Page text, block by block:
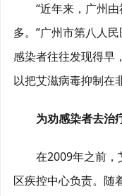
“近年来，广州由
多。”广州市第八人
感染者往往发现得早
以把艾滋病毒抑制在
为劝感染者去治
在2009年之前，
区疾控中心负责。随